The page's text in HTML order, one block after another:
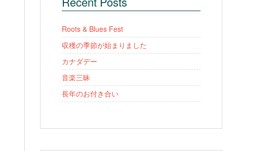
Roots & Blues Fest
収穫の季節が始まりました
カナダデー
音楽三昧
長年のお付き合い